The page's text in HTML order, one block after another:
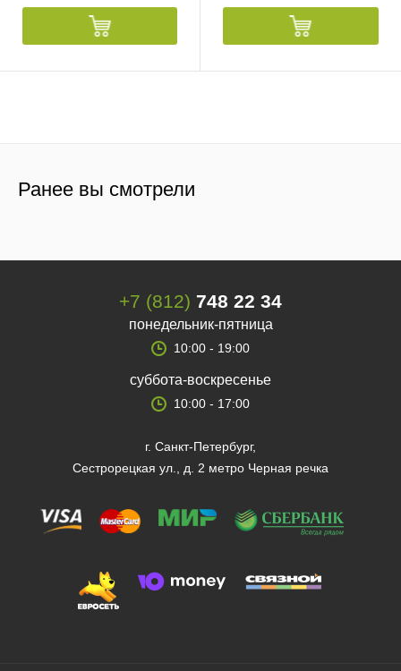
Ранее вы смотрели
+7 (812) 748 22 34
понедельник-пятница
10:00 - 19:00
суббота-воскресенье
10:00 - 17:00
г. Санкт-Петербург,
Сестрорецкая ул., д. 2 метро Черная речка